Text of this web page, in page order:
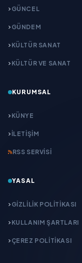
GÜNCEL
GÜNDEM
KÜLTÜR SANAT
KÜLTÜR VE SANAT
KURUMSAL
KÜNYE
İLETIŞIM
RSS SERVISI
YASAL
GIZLILIK POLITIKASI
KULLANIM ŞARTLARI
ÇEREZ POLITIKASI